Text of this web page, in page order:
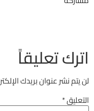
تعليقاً
نشر عنوان بريدك الإلكتروني.
*